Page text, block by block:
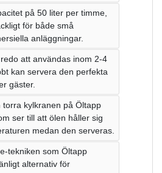
på 50 liter per timme,
för både små
anläggningar.
att användas inom 2-4
kan servera den perfekta
gäster.
torra kylkranen på Öltapp
ser till att ölen håller sig
medan den serveras.
tekniken som Öltapp
alternativ för